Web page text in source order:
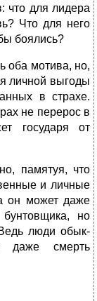
что для ли­дера
Что для него
боялись?
оба мотива, но,
личной выго­ды
в страхе.
не перерос в
государя от
памятуя, что
и личные
он может даже
бунтовщика, но
Ведь люди обык­
даже смерть